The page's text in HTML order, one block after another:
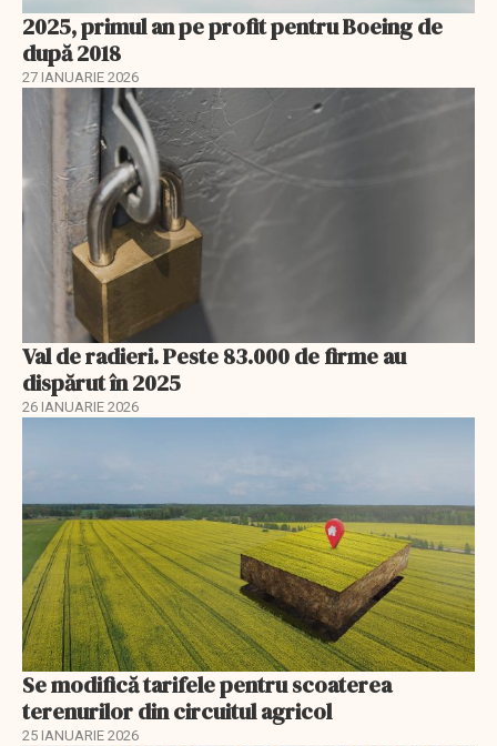
2025, primul an pe profit pentru Boeing de
după 2018
27 IANUARIE 2026
Val de radieri. Peste 83.000 de firme au
dispărut în 2025
26 IANUARIE 2026
Se modifică tarifele pentru scoaterea
terenurilor din circuitul agricol
25 IANUARIE 2026